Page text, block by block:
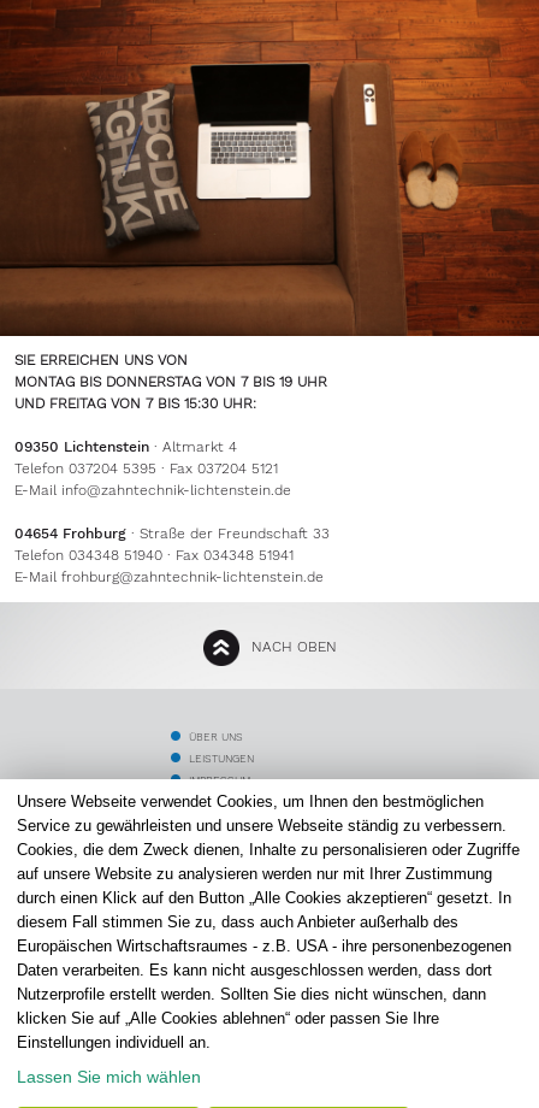
SIE ERREICHEN UNS VON
MONTAG BIS DONNERSTAG VON 7 BIS 19 UHR
UND FREITAG VON 7 BIS 15:30 UHR:
09350 Lichtenstein· Altmarkt 4
Telefon 037204 5395 · Fax 037204 5121
E-Mail info@zahntechnik-lichtenstein.de
04654 Frohburg· Straße der Freundschaft 33
Telefon 034348 51940 · Fax 034348 51941
E-Mail frohburg@zahntechnik-lichtenstein.de
NACH OBEN
ÜBER UNS
LEISTUNGEN
IMPRESSUM
ZAHNMEDIZINER
SCHLAFTHERAPIE
DATENSCHUTZ
PATIENTEN
ALIGNER THERAPIE
STANDORT LICHTENSTEIN
STANDORT FROHBURG
KOSTENVORANSCHLAG
COOKIE-EINSTELLUNGEN
ZAHNTECHNIK LICHTENSTEIN
Altmarkt 4 I 09350 Lichtenstein
Mail:info@zahntechnik-lichtenstein.de
Unsere Webseite verwendet Cookies, um Ihnen den bestmöglichen
Service zu gewährleisten und unsere Webseite ständig zu verbessern.
Cookies, die dem Zweck dienen, Inhalte zu personalisieren oder Zugriffe
auf unsere Website zu analysieren werden nur mit Ihrer Zustimmung
durch einen Klick auf den Button „Alle Cookies akzeptieren“ gesetzt. In
diesem Fall stimmen Sie zu, dass auch Anbieter außerhalb des
Europäischen Wirtschaftsraumes - z.B. USA - ihre personenbezogenen
Daten verarbeiten. Es kann nicht ausgeschlossen werden, dass dort
Nutzerprofile erstellt werden. Sollten Sie dies nicht wünschen, dann
klicken Sie auf „Alle Cookies ablehnen“ oder passen Sie Ihre
Einstellungen individuell an.
Lassen Sie mich wählen